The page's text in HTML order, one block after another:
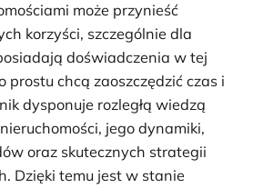
może przynieść
korzyści, szczególnie dla
doświadczenia w tej
prostu chcą zaoszczędzić czas i
dysponuje rozległą wiedzą
jego dynamiki,
oraz skutecznych strategii
Dzięki temu jest w stanie